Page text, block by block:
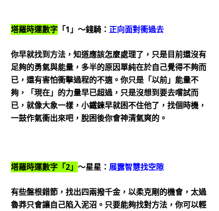
塔羅時運數字「1」～錢騎： 正向面對衝過去
你早就找到方法，知道應該怎麼處理了，只是目前還沒有
足夠的勇氣與能量，多半的原因單純在於自己覺得不夠而
已，還有害怕衝擊過程的不適。你只是「以前」能量不
夠，「現在」的力量早已超過，只是沒想到要去嚐試而
已，就像大象一樣，小鐵鍊早就困不住他了，找個時機，
一鼓作氣衝出來吧，脫困後你會神清氣爽的。
塔羅時運數字「2」 ～星星： 展露智慧找空隙
有些盤根錯節，找出四兩撥千金，以柔克剛的機會，太過
魯莽只會讓自己陷入泥沼。只要能夠找對方法，你可以輕